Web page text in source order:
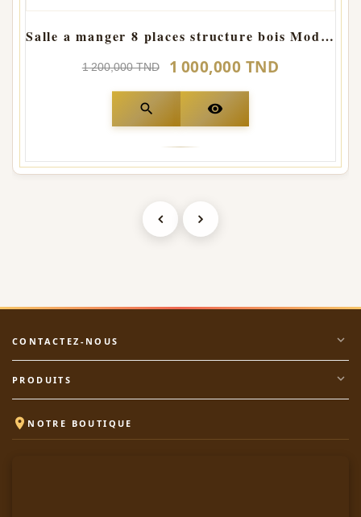
Salle a manger 8 places structure bois Model Capitonner
1 200,000 TND 1 000,000 TND
search visibility
CONTACTEZ-NOUS expand_more
PRODUITS expand_more
 NOTRE BOUTIQUE